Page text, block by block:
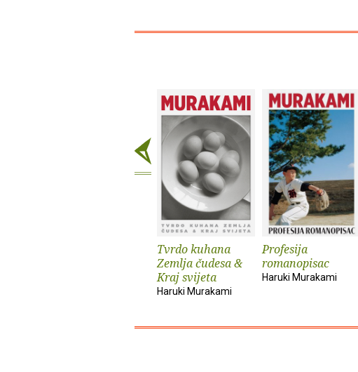
Tvrdo kuhana
Zemlja čudesa &
Kraj svijeta
Haruki Murakami
Profesija
romanopisac
Haruki Murakami